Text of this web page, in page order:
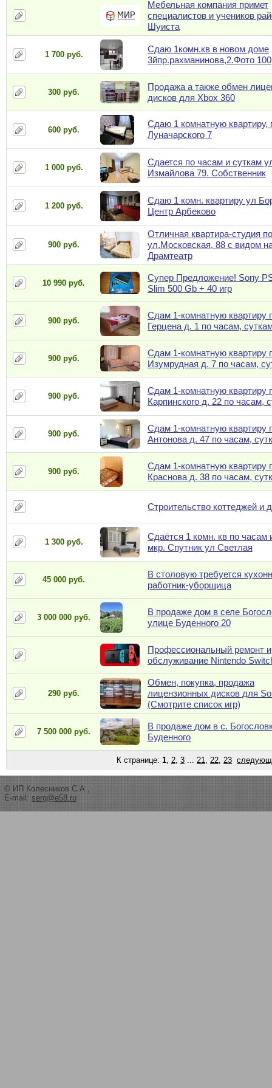
Мебельная компания примет
специалистов и учеников
Шуиста
1 700 руб.
Сдаю 1комн.кв в новом доме
3йпр.рахманинова,2.Фото 100
300 руб.
Продажа а также обмен
дисков для Xbox 360
600 руб.
Сдаю 1 комнатную квартиру,
Луначарского 7
1 000 руб.
Сдается по часам и суткам
Измайлова 79. Собственник
1 200 руб.
Сдаю 1 комн. квартиру ул
Центр Арбеково
900 руб.
Отличная квартира-студия по
ул.Московская, 88 с видом
Драмтеатр
10 990 руб.
Супер Предложение! Sony
Slim 500 Gb + 40 игр
900 руб.
Сдам 1-комнатную квартиру
Герцена д. 1 по часам,
900 руб.
Сдам 1-комнатную квартиру
Изумрудная д. 7 по часам,
900 руб.
Сдам 1-комнатную квартиру
Карпинского д. 22 по часам,
900 руб.
Сдам 1-комнатную квартиру
Антонова д. 47 по часам,
900 руб.
Сдам 1-комнатную квартиру
Краснова д. 38 по часам,
Строительство коттеджей и
1 300 руб.
Сдаётся 1 комн. кв по часам
мкр. Спутник ул Светлая
45 000 руб.
В столовую требуется
работник-уборщица
3 000 000 руб.
B продаже дом в селе
улице Буденного 20
Профессиональный ремонт и
обслуживание Nintendo
290 руб.
Обмен, покупка, продажа
лицензионных дисков для
(Смотрите список игр)
7 500 000 руб.
В продаже дом в с.
Буденного
К странице: 1, 2, 3 ... 21, 22, 23
© ИП Колесников С.А.,
E-mail: serg@e58.ru